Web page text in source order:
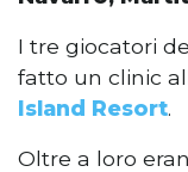
I tre giocatori
fatto un clinic
Island Resort.
Oltre a loro